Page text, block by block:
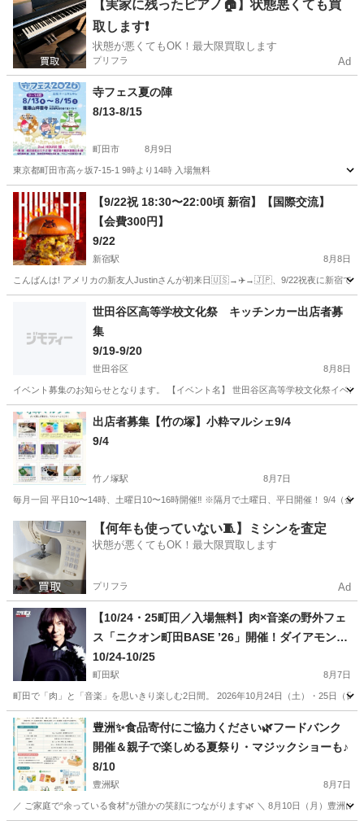
【実家に残ったピアノ🏠】状態悪くても買
取します❗️
状態が悪くてもOK！最大限買取します
プリフラ Ad
寺フェス夏の陣
8/13-8/15
町田市 8月9日
東京都町田市高ヶ坂7-15-1 9時より14時 入場無料
東京 町田市 地域/お祭り
【9/22祝 18:30〜22:00頃 新宿】【国際交流】
【会費300円】
9/22
新宿駅 8月8日
こんばんは! アメリカの新友人Justinさんが初来日🇺🇸→✈️→🇯🇵、9/22祝夜に新宿で遊
新宿駅 地域/お祭り 国際交流
世田谷区高等学校文化祭 キッチンカー出店者募
集
9/19-9/20
世田谷区 8月8日
イベント募集のお知らせとなります。 【イベント名】 世田谷区高等学校文化祭イベ
東京 世田谷区 地域/お祭り 文化祭
出店者募集【竹の塚】小粋マルシェ9/4
9/4
竹ノ塚駅 8月7日
毎月一回 平日10〜14時、土曜日10〜16時開催‼️ ※隔月で土曜日、平日開催！ 9/4（金
東京 足立区 竹ノ塚駅 地域/お祭り マルシェ
【何年も使っていない🧵】ミシンを査定
状態が悪くてもOK！最大限買取します
プリフラ Ad
【10/24・25町田／入場無料】肉×音楽の野外フェ
ス「ニクオン町田BASE ’26」開催！ダイアモンド
☆ユカイ、Ｔ字路s、Chage×吉田山田による「吉
田山田柴田」、GoodMoon出演決定！町田シバヒ
ロに人気アーティストと肉料理が集結！家族・子
ども連れのお出かけにもおすすめ
10/24-10/25
町田駅 8月7日
町田で「肉」と「音楽」を思いきり楽しむ2日間。 2026年10月24日（土）・25日（
東京 町田市 町田駅 地域/お祭り 会場
豊洲✨食品寄付にご協力ください🌿フードバンク
開催＆親子で楽しめる夏祭り・マジックショーも♪
8/10
豊洲駅 8月7日
／ ご家庭で“余っている食材”が誰かの笑顔につながります🌿 ＼ 8月10日（月）豊洲